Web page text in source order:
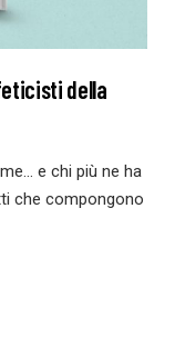
della
e chi più ne ha
che compongono